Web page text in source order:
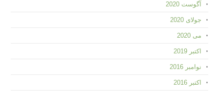
آگوست 2020
جولای 2020
می 2020
اکتبر 2019
نوامبر 2016
اکتبر 2016